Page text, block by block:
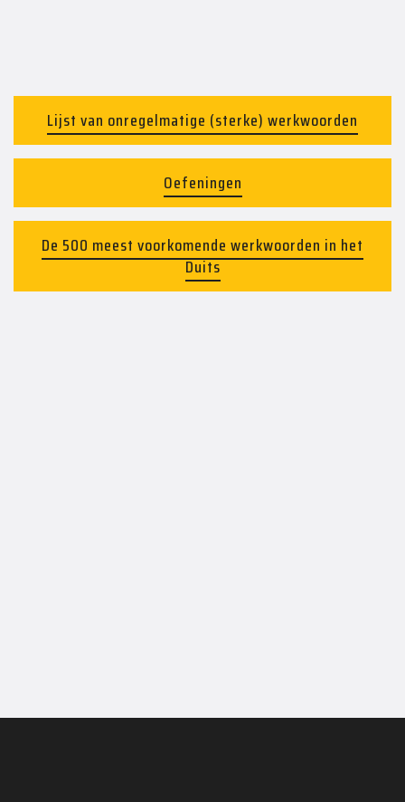
Lijst van onregelmatige (sterke) werkwoorden
Oefeningen
De 500 meest voorkomende werkwoorden in het
Duits